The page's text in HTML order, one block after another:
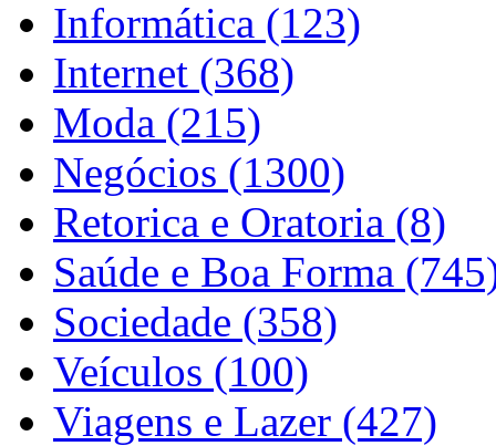
Informática (123)
Internet (368)
Moda (215)
Negócios (1300)
Retorica e Oratoria (8)
Saúde e Boa Forma
Sociedade (358)
Veículos (100)
Viagens e Lazer (427)